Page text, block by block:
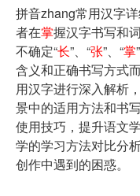
拼音zhang常用汉字
者在掌握汉字书写和
不确定“长”、“张”、“掌
含义和正确书写方式
用汉字进行深入解析
景中的适用方法和书
使用技巧，提升语文
学的学习方法对比分
创作中遇到的困惑。